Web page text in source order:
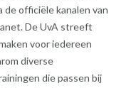
officiële kanalen van
De UvA streeft
voor iedereen
diverse
die passen bij